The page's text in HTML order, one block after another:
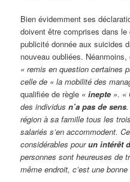
Bien évidemment ses
doivent être comprises dans le
publicité donnée aux suicides
nouveau oubliées.
« remis en question certaines
celle de « la mobilité des
qualifiée de règle «inepte ». «
des individusn’a pas de sens
région à sa famille tous les
salariés s’en accommodent.
considérables pourun intérêt
personnes sont heureuses de
même endroit, c’est une